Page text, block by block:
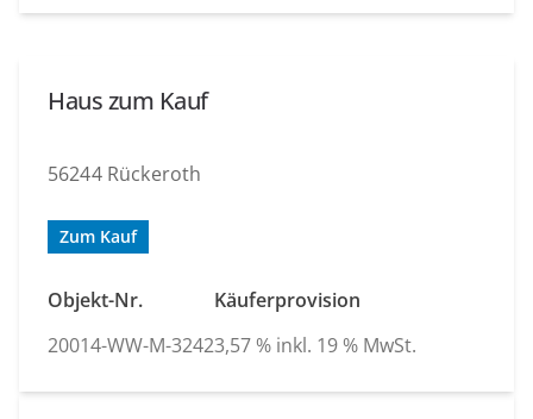
Haus zum Kauf
56244 Rückeroth
Zum Kauf
Objekt-Nr.
20014-WW-M-3242
Käuferprovision
3,57 % inkl. 19 % MwSt.